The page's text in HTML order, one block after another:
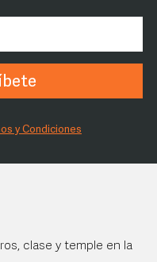
y Condiciones
clase y temple en la